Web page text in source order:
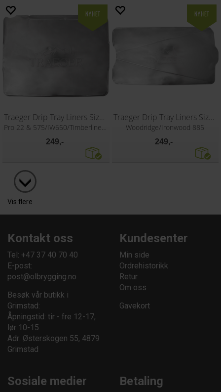
Traeger Drip Tray Liners Size A
Pro 22 & 575/IW650/Timberline 850
249,-
Traeger Drip Tray Liners Size B
Woodridge/Ironwood 885
249,-
Vis flere
Kontakt oss
Tel: +47 37 40 70 40
E-post:
post@olbrygging.no
Besøk vår butikk i
Grimstad:
Åpningstid: tir - fre 12-17,
lør 10-15
Adr: Østerskogen 55, 4879
Grimstad
Kundesenter
Min side
Ordrehistorikk
Retur
Om oss
Gavekort
Sosiale medier Betaling